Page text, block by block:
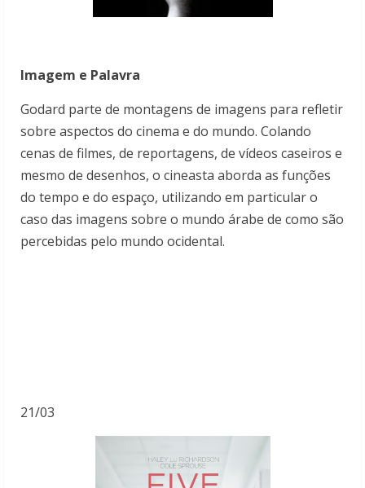
Imagem e Palavra
Godard parte de montagens de imagens para refletir
sobre aspectos do cinema e do mundo. Colando
cenas de filmes, de reportagens, de vídeos caseiros e
mesmo de desenhos, o cineasta aborda as funções
do tempo e do espaço, utilizando em particular o
caso das imagens sobre o mundo árabe de como são
percebidas pelo mundo ocidental.
21/03